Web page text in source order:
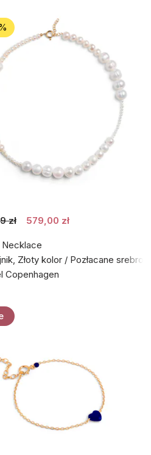
zł 579,00 zł
Necklace
Złoty kolor / Pozłacane srebro
Copenhagen